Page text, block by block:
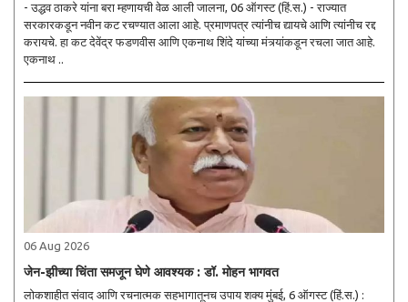
- उद्धव ठाकरे यांना बरा म्हणायची वेळ आली जालना, 06 ऑगस्ट (हिं.स.) - राज्यात
सरकारकडून नवीन कट रचण्यात आला आहे. प्रमाणपत्र त्यांनीच द्यायचे आणि त्यांनीच रद्द
करायचे. हा कट देवेंद्र फडणवीस आणि एकनाथ शिंदे यांच्या मंत्र्यांकडून रचला जात आहे.
एकनाथ ..
06 Aug 2026
जेन-झीच्या चिंता समजून घेणे आवश्यक : डॉ. मोहन भागवत
लोकशाहीत संवाद आणि रचनात्मक सहभागातूनच उपाय शक्य मुंबई, 6 ऑगस्ट (हिं.स.) :